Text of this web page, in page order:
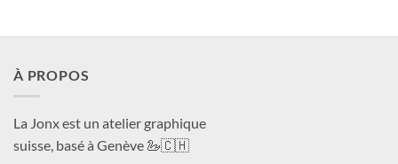
À PROPOS
La Jonx est un atelier graphique
suisse, basé à Genève 🦢🇨🇭